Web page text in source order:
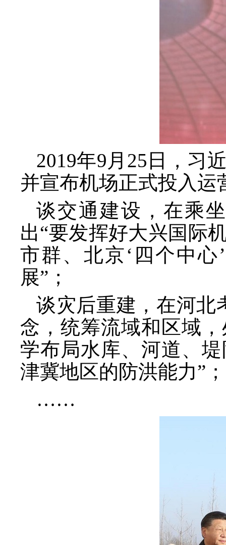
2019年9月25日，习
并宣布机场正式投入运
谈交通建设，在乘
出“要发挥好大兴国际
市群、北京‘四个中
展”；
谈灾后重建，在河北
念，统筹流域和区域
学布局水库、河道、
津冀地区的防洪能力”；
……